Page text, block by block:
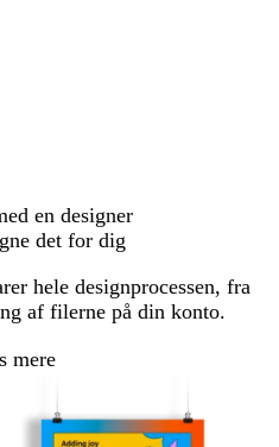
en designer
det for dig
hele designprocessen, fra
af filerne på din konto.
mere